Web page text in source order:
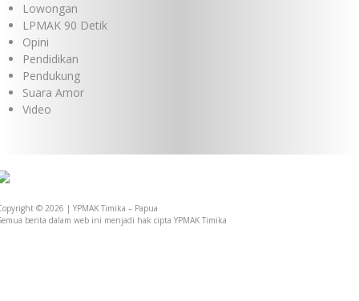
Lowongan
LPMAK 90 Detik
Opini
Pendidikan
Pendukung
Suara Amor
Video
© 2026 | YPMAK Timika – Papua
berita dalam web ini menjadi hak cipta YPMAK Timika